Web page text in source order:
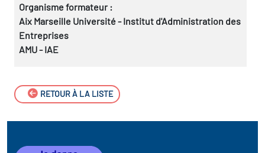
Organisme formateur :
Aix Marseille Université - Institut d'Administration des
Entreprises
AMU - IAE
RETOUR À LA LISTE